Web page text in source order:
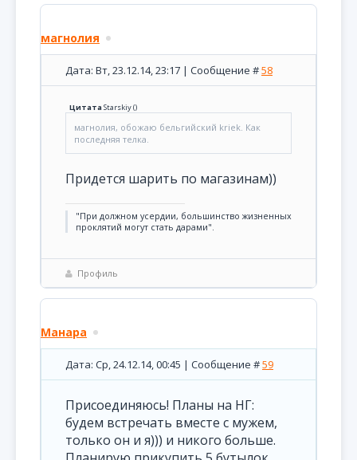
магнолия
Дата: Вт, 23.12.14, 23:17 | Сообщение #58
ЦитатаStarskiy()
магнолия, обожаю бельгийский kriek. Как
последняя телка.
Придется шарить по магазинам))
"При должном усердии, большинство жизненных
проклятий могут стать дарами".
Профиль
Манара
Дата: Ср, 24.12.14, 00:45 | Сообщение #59
Присоединяюсь! Планы на НГ:
будем встречать вместе с мужем,
только он и я))) и никого больше.